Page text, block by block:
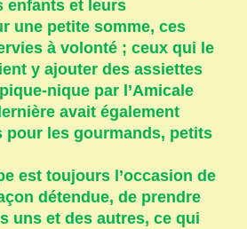
enfants et leurs
une petite somme, ces
à volonté ; ceux qui le
y ajouter des assiettes
nique par l’Amicale
avait également
pour les gourmands, petits
est toujours l’occasion de
détendue, de prendre
uns et des autres, ce qui